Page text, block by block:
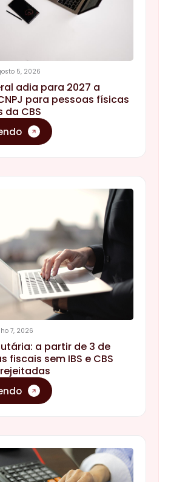
5, 2026
adia para 2027 a
para pessoas físicas
CBS
7, 2026
a partir de 3 de
fiscais sem IBS e CBS